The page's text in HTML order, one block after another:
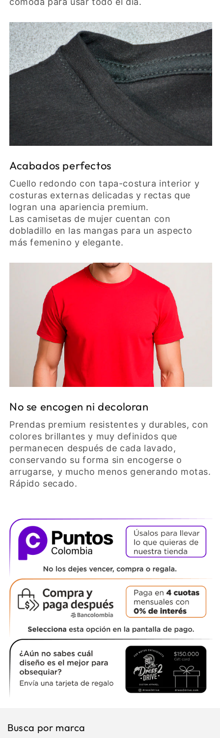
Acabados perfectos
Cuello redondo con tapa-costura interior y
costuras externas delicadas y rectas que
logran una apariencia premium.
Las camisetas de mujer cuentan con
dobladillo en las mangas para un aspecto
más femenino y elegante.
No se encogen ni decoloran
Prendas premium resistentes y durables, con
colores brillantes y muy definidos que
permanecen después de cada lavado,
conservando su forma sin encogerse o
arrugarse, y mucho menos generando motas.
Rápido secado.
Busca por marca